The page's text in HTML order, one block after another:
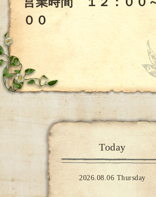
００
Today
2026.08.06 Thursday